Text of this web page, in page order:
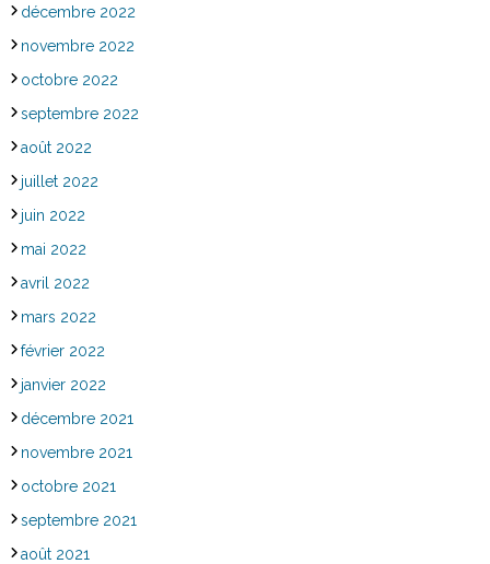
décembre 2022
novembre 2022
octobre 2022
septembre 2022
août 2022
juillet 2022
juin 2022
mai 2022
avril 2022
mars 2022
février 2022
janvier 2022
décembre 2021
novembre 2021
octobre 2021
septembre 2021
août 2021